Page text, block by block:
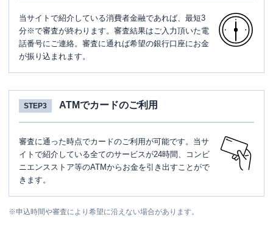
当サイトで紹介している消費者金融であれば、最短3
分※で審査が終わります。審査結果はご入力頂いた電
話番号にご連絡。審査に通れば希望の銀行口座にお金
が振り込まれます。
STEP3 ATMでカードのご利用
審査に通った時点でカードのご利用が可能です。当サ
イトで紹介している全てのサービスが24時間、コンビ
ニエンスストア等のATMからお金を引き出すことがで
きます。
※申込時間や審査により希望に沿えない場合があります。